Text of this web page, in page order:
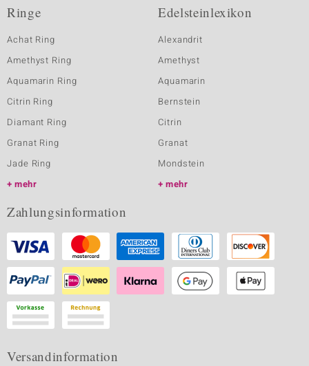
Ringe
Achat Ring
Amethyst Ring
Aquamarin Ring
Citrin Ring
Diamant Ring
Granat Ring
Jade Ring
mehr
Edelsteinlexikon
Alexandrit
Amethyst
Aquamarin
Bernstein
Citrin
Granat
Mondstein
mehr
Zahlungsinformation
Versandinformation